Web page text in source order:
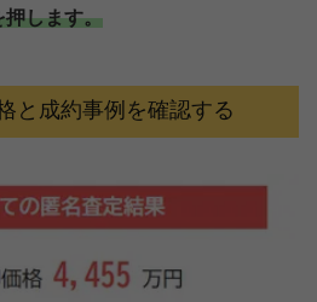
押します。
と成約事例を確認する